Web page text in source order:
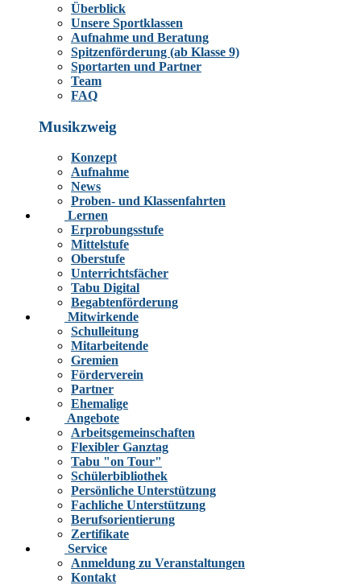
Überblick
Unsere Sportklassen
Aufnahme und Beratung
Spitzenförderung (ab Klasse 9)
Sportarten und Partner
Team
FAQ
Musikzweig
Konzept
Aufnahme
News
Proben- und Klassenfahrten
Lernen
Erprobungsstufe
Mittelstufe
Oberstufe
Unterrichtsfächer
Tabu Digital
Begabtenförderung
Mitwirkende
Schulleitung
Mitarbeitende
Gremien
Förderverein
Partner
Ehemalige
Angebote
Arbeitsgemeinschaften
Flexibler Ganztag
Tabu "on Tour"
Schülerbibliothek
Persönliche Unterstützung
Fachliche Unterstützung
Berufsorientierung
Zertifikate
Service
Anmeldung zu Veranstaltungen
Kontakt